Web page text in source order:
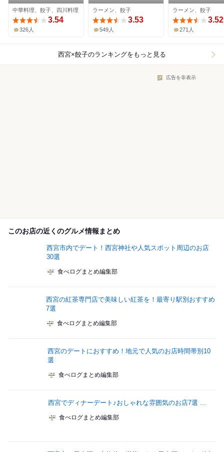
中華料理、餃子、四川料理
3.54
326人
ラーメン、餃子
3.53
549人
ラーメン、餃子
3.52
271人
西宮×餃子のランキングをもっと見る
広告を非表示
このお店の近くのグルメ情報まとめ
西宮市内でデート！西宮神社や人気スポット周辺のお店
30選
食べログまとめ編集部
西宮の紅茶専門店で美味しい紅茶を！最寄り駅別おすすめ
7選
食べログまとめ編集部
西宮のデートにおすすめ！地元で人気のお店時間帯別10
選
食べログまとめ編集部
西宮でディナーデート♪おしゃれな雰囲気のお店7選 ...
食べログまとめ編集部